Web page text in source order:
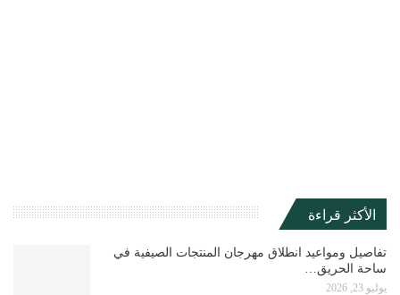
الأكثر قراءة
تفاصيل ومواعيد انطلاق مهرجان المنتجات الصيفية في
ساحة الحريق…
يوليو 23, 2026